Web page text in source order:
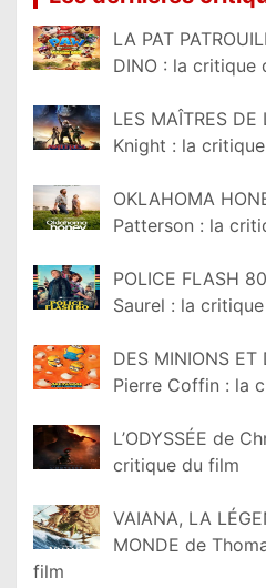
LA PAT
DINO : la critique
LES MAÎTRES DE
Knight : la
OKLAHOMA
Patterson : la
POLICE FLASH
Saurel : la
DES MINIONS ET
Pierre Coffin : la
L’ODYSSÉE de
critique du film
VAIANA, LA
MONDE de
film